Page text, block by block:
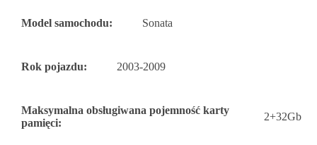
Model samochodu: Sonata
Rok pojazdu: 2003-2009
Maksymalna obsługiwana pojemność karty
pamięci:
2+32Gb